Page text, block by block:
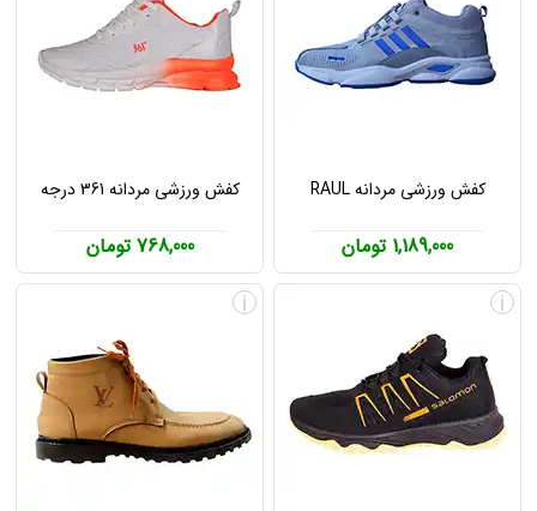
کفش ورزشی مردانه RAUL
1,189,000 تومان
کفش ورزشی مردانه 361 درجه
768,000 تومان
i
i